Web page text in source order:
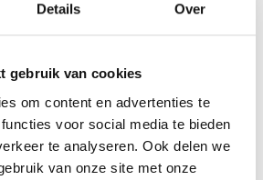
Details Over
gebruik van cookies
om content en advertenties te
voor social media te bieden
te analyseren. Ook delen we
van onze site met onze
in de wijkverpleging en voor
hard toe. Het aantal cliënten
in 2050, voornamelijk in de